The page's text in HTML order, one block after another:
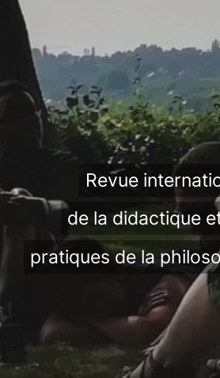
Revue
de la didactique
pratiques de la